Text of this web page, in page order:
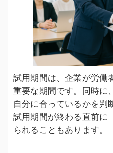
試用期間は、企業が労働
重要な期間です。同時に
自分に合っているかを判
試用期間が終わる直前に
られることもあります。